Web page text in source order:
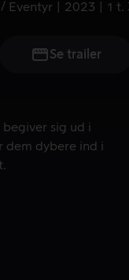
Eventyr 2023 1 t.
Se trailer
sig ud i
sig ud i
dem dybere ind i